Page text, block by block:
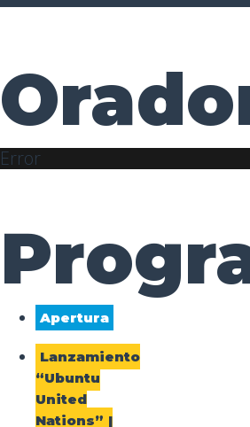
Error
Apertura
Lanzamiento
“Ubuntu
United
Nations” |